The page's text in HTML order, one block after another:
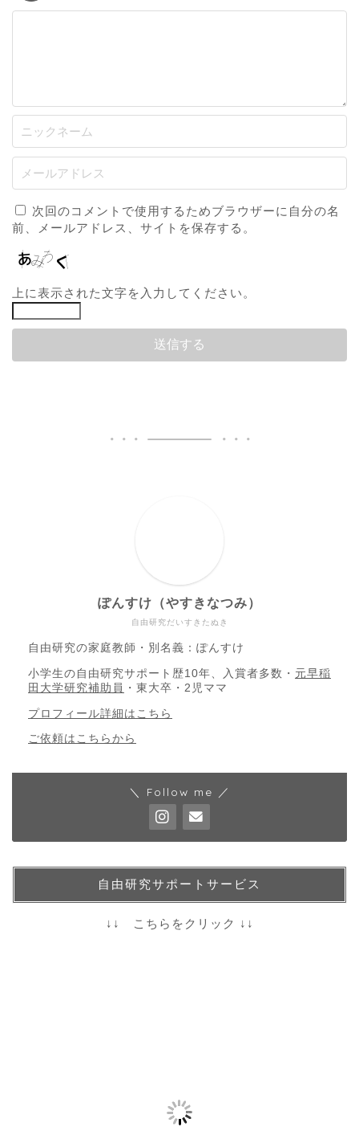
次回のコメントで使用するためブラウザーに自分の名
前、メールアドレス、サイトを保存する。
上に表示された文字を入力してください。
自由研究だいすきたぬき
ぽんすけ（やすきなつみ）
自由研究の家庭教師・別名義：ぽんすけ
小学生の自由研究サポート歴10年、入賞者多数・ 元早稲
田大学研究補助員 ・東大卒・2児ママ
プロフィール詳細はこちら
ご依頼はこちらから
＼ Follow me ／
自由研究サポートサービス
↓↓ こちらをクリック ↓↓